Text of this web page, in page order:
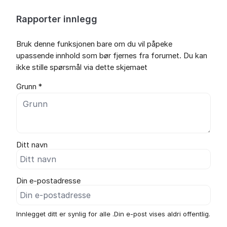
Rapporter innlegg
Bruk denne funksjonen bare om du vil påpeke
upassende innhold som bør fjernes fra forumet. Du kan
ikke stille spørsmål via dette skjemaet
Grunn *
Ditt navn
Din e-postadresse
Innlegget ditt er synlig for alle .Din e-post vises aldri offentlig.